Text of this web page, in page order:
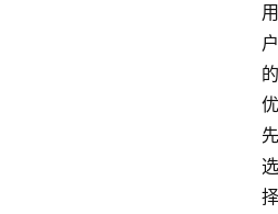
用
户
的
优
先
选
择